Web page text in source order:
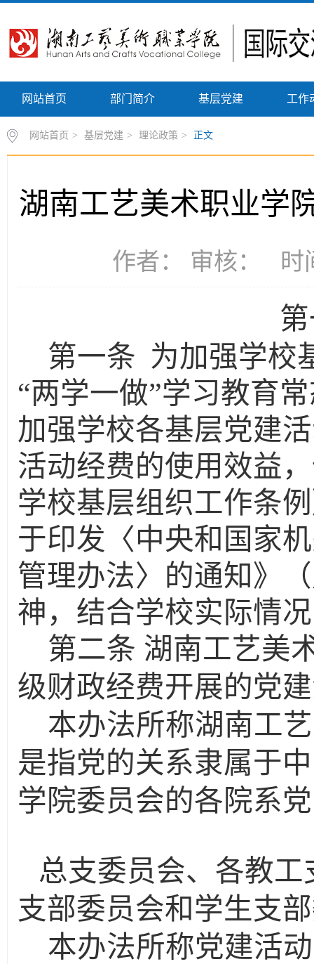
网站首页 部门简介 基层党建 工作
网站首页 > 基层党建 > 理论政策 > 正文
湖南工艺美术职业学
作者： 审核： 时
第一条 为加强学校
“两学一做”学习教育
加强学校各基层党建
活动经费的使用效益
学校基层组织工作条
于印发〈中央和国家
管理办法〉的通知》
神，结合学校实际情
第二条 湖南工艺美
级财政经费开展的党
本办法所称湖南工
是指党的关系隶属于
学院委员会的各院系党
总支委员会、各教
支部委员会和学生支
本办法所称党建活